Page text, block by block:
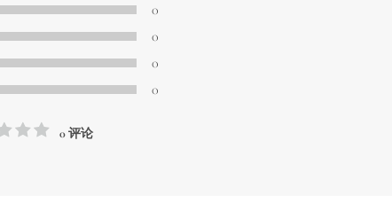
0
0
0
0
0 评论